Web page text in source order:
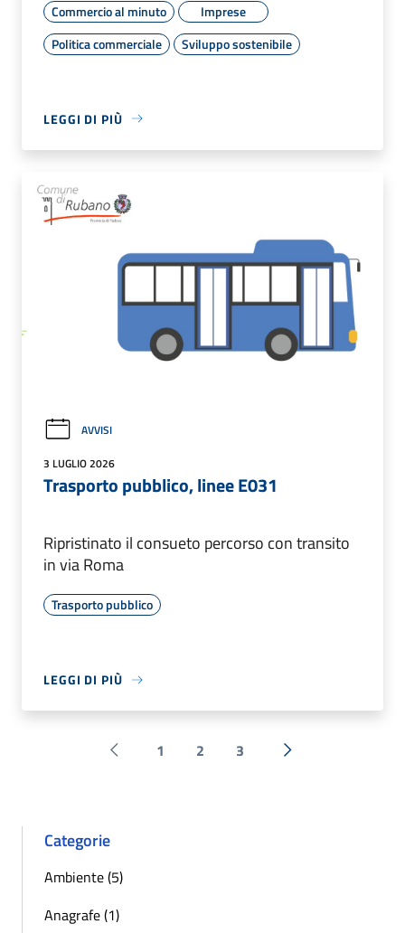
Commercio al minuto
Imprese
Politica commerciale
Sviluppo sostenibile
LEGGI DI PIÙ
AVVISI
3 LUGLIO 2026
Trasporto pubblico, linee E031
Ripristinato il consueto percorso con transito
in via Roma
Trasporto pubblico
LEGGI DI PIÙ
Pagina precedente
1 2 3 Successiva »
Categorie
Ambiente (5)
Anagrafe (1)